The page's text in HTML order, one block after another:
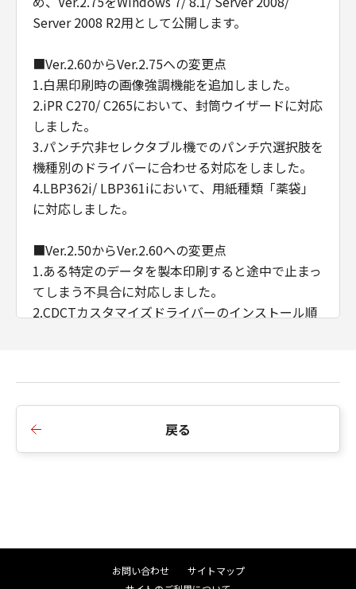
Server 2008 R2用として公開します。
■Ver.2.60からVer.2.75への変更点
1.白黒印刷時の画像強調機能を追加しました。
2.iPR C270/ C265において、封筒ウイザードに対応
しました。
3.パンチ穴非セレクタブル機でのパンチ穴選択肢を
機種別のドライバーに合わせる対応をしました。
4.LBP362i/ LBP361iにおいて、用紙種類「薬袋」
に対応しました。
■Ver.2.50からVer.2.60への変更点
1.ある特定のデータを製本印刷すると途中で止まっ
てしまう不具合に対応しました。
2.CDCTカスタマイズドライバーのインストール順
1.インストーラーのダイアログ背景画像、アイコン
を変更しました。
戻る
お問い合わせ
サイトマップ